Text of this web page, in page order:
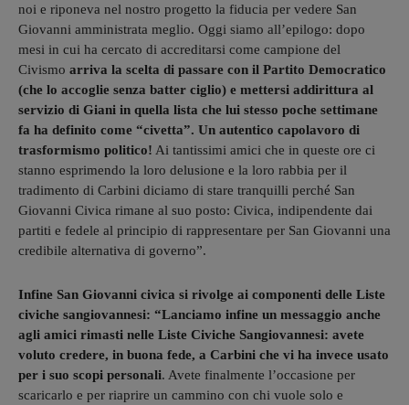
noi e riponeva nel nostro progetto la fiducia per vedere San
Giovanni amministrata meglio. Oggi siamo all’epilogo: dopo
mesi in cui ha cercato di accreditarsi come campione del
Civismo arriva la scelta di passare con il Partito Democratico
(che lo accoglie senza batter ciglio) e mettersi addirittura al
servizio di Giani in quella lista che lui stesso poche settimane
fa ha definito come “civetta”. Un autentico capolavoro di
trasformismo politico! Ai tantissimi amici che in queste ore ci
stanno esprimendo la loro delusione e la loro rabbia per il
tradimento di Carbini diciamo di stare tranquilli perché San
Giovanni Civica rimane al suo posto: Civica, indipendente dai
partiti e fedele al principio di rappresentare per San Giovanni una
credibile alternativa di governo”.
Infine San Giovanni civica si rivolge ai componenti delle Liste
civiche sangiovannesi: “Lanciamo infine un messaggio anche
agli amici rimasti nelle Liste Civiche Sangiovannesi: avete
voluto credere, in buona fede, a Carbini che vi ha invece usato
per i suo scopi personali. Avete finalmente l’occasione per
scaricarlo e per riaprire un cammino con chi vuole solo e